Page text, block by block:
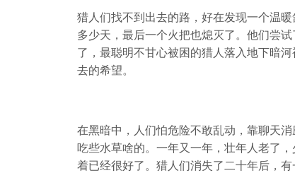
猎人们找不到出去的路，好在发现一个温
多少天，最后一个火把也熄灭了。他们尝
了，最聪明不甘心被困的猎人落入地下暗
去的希望。
在黑暗中，人们怕危险不敢乱动，靠聊天
吃些水草啥的。一年又一年，壮年人老了
着已经很好了。猎人们消失了二十年后，